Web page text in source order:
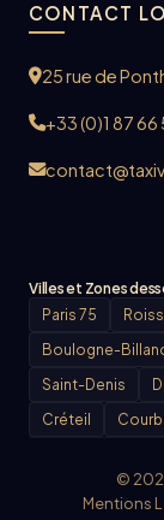
CONTACT
25 rue de
+33 (0)1 87 66
Villes et Zones
Paris 75
Boulogne-
Saint-Denis
Créteil
©
Mentions